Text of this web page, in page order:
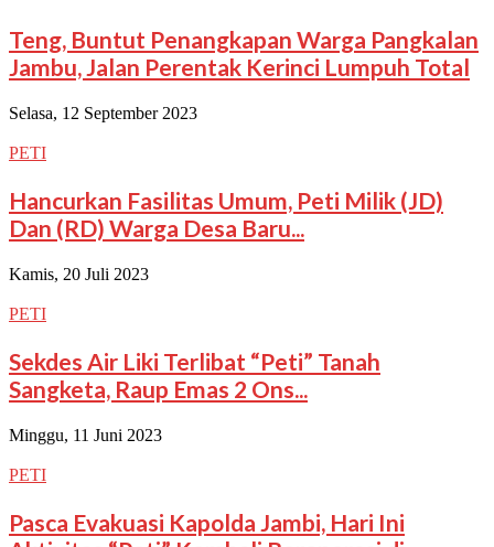
Teng, Buntut Penangkapan Warga Pangkalan
Jambu, Jalan Perentak Kerinci Lumpuh Total
Selasa, 12 September 2023
PETI
Hancurkan Fasilitas Umum, Peti Milik (JD)
Dan (RD) Warga Desa Baru...
Kamis, 20 Juli 2023
PETI
Sekdes Air Liki Terlibat “Peti” Tanah
Sangketa, Raup Emas 2 Ons...
Minggu, 11 Juni 2023
PETI
Pasca Evakuasi Kapolda Jambi, Hari Ini